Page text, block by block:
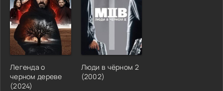
Легенда о
черном дереве
(2024)
Люди в чёрном 2
(2002)